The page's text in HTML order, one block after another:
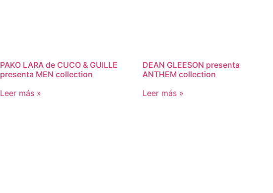
PAKO LARA de CUCO & GUILLE
presenta MEN collection
Leer más »
DEAN GLEESON presenta
ANTHEM collection
Leer más »